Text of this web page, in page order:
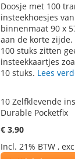
AAN TE
Doosje met 100
insteekhoesjes
binnenmaat 90 x
aan de korte
100 stuks zitten
insteekkaartjes
10 stuks. Lees
10 Zelfklevende
Durable Pocketfix
€ 3,90
Incl. 21% BTW ,